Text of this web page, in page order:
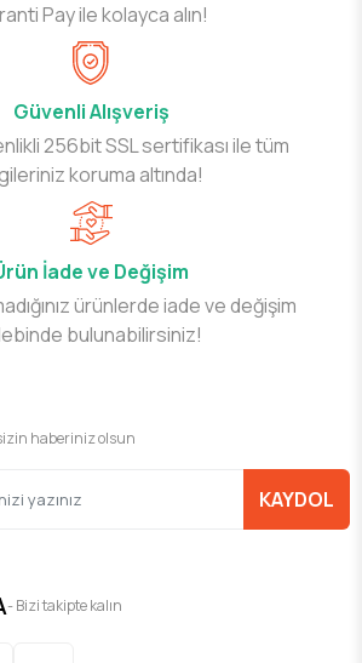
Pay ile kolayca alın!
Güvenli Alışveriş
256bit SSL sertifikası ile tüm
koruma altında!
İade ve Değişim
ürünlerde iade ve değişim
bulunabilirsiniz!
haberiniz olsun
KAYDOL
- Bizi takipte kalın